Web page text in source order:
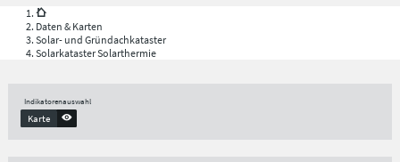
Daten & Karten
Solar- und Gründachkataster
Solarkataster Solarthermie
Indikatorenauswahl
Karte